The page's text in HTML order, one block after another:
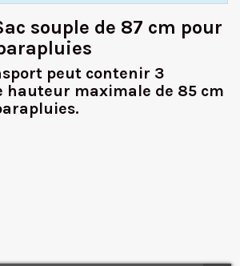
souple de 87 cm pour
peut contenir 3
hauteur maximale de 85 cm